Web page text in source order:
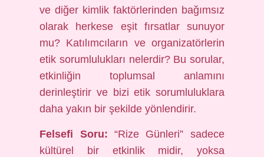
ve diğer kimlik faktörlerinden bağımsız
olarak herkese eşit fırsatlar sunuyor
mu? Katılımcıların ve organizatörlerin
etik sorumlulukları nelerdir? Bu sorular,
etkinliğin toplumsal anlamını
derinleştirir ve bizi etik sorumluluklara
daha yakın bir şekilde yönlendirir.
Felsefi Soru: “Rize Günleri” sadece
kültürel bir etkinlik midir, yoksa